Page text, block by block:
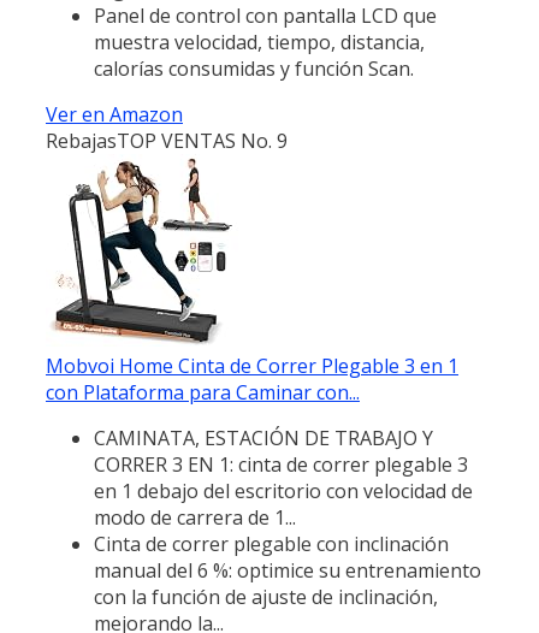
Panel de control con pantalla LCD que
muestra velocidad, tiempo, distancia,
calorías consumidas y función Scan.
Ver en Amazon
RebajasTOP VENTAS No. 9
Mobvoi Home Cinta de Correr Plegable 3 en 1
con Plataforma para Caminar con...
CAMINATA, ESTACIÓN DE TRABAJO Y
CORRER 3 EN 1: cinta de correr plegable 3
en 1 debajo del escritorio con velocidad de
modo de carrera de 1...
Cinta de correr plegable con inclinación
manual del 6 %: optimice su entrenamiento
con la función de ajuste de inclinación,
mejorando la...